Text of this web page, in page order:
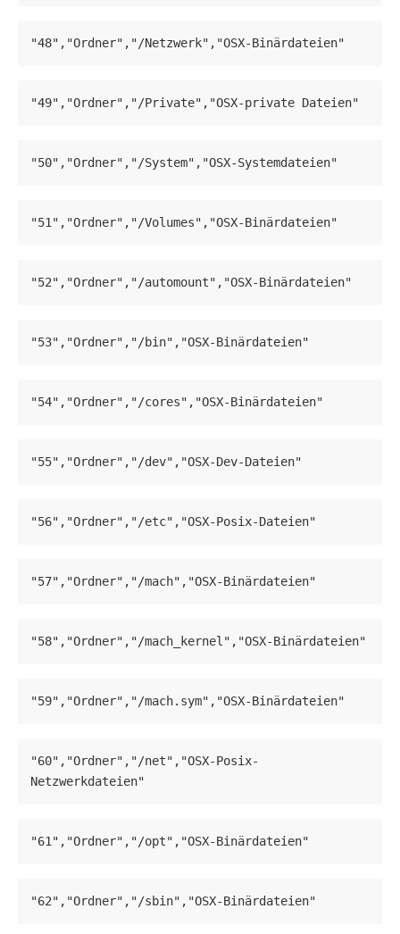
"48","Ordner","/Netzwerk","OSX-Binärdateien"
"49","Ordner","/Private","OSX-private Dateien"
"50","Ordner","/System","OSX-Systemdateien"
"51","Ordner","/Volumes","OSX-Binärdateien"
"52","Ordner","/automount","OSX-Binärdateien"
"53","Ordner","/bin","OSX-Binärdateien"
"54","Ordner","/cores","OSX-Binärdateien"
"55","Ordner","/dev","OSX-Dev-Dateien"
"56","Ordner","/etc","OSX-Posix-Dateien"
"57","Ordner","/mach","OSX-Binärdateien"
"58","Ordner","/mach_kernel","OSX-Binärdateien"
"59","Ordner","/mach.sym","OSX-Binärdateien"
"60","Ordner","/net","OSX-Posix-
Netzwerkdateien"
"61","Ordner","/opt","OSX-Binärdateien"
"62","Ordner","/sbin","OSX-Binärdateien"